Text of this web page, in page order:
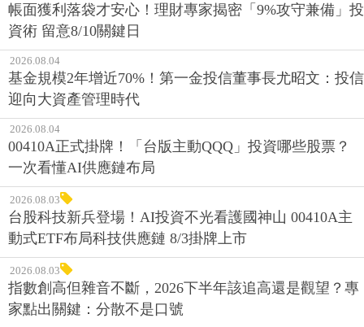
帳面獲利落袋才安心！理財專家揭密「9%攻守兼備」投
資術 留意8/10關鍵日
2026.08.04
基金規模2年增近70%！第一金投信董事長尤昭文：投信
迎向大資產管理時代
2026.08.04
00410A正式掛牌！「台版主動QQQ」投資哪些股票？
一次看懂AI供應鏈布局
2026.08.03
台股科技新兵登場！AI投資不光看護國神山 00410A主
動式ETF布局科技供應鏈 8/3掛牌上市
2026.08.03
指數創高但雜音不斷，2026下半年該追高還是觀望？專
家點出關鍵：分散不是口號